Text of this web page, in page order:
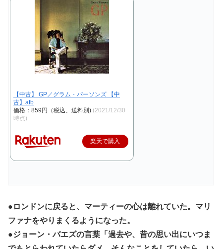
【中古】 GP／グラム・パーソンズ 【中
古】afb
価格：859円（税込、送料別) (2021/12/30
時点)
楽天で購入
●ロンドンに戻ると、マーティーの心は離れていた。マリ
ファナをやりまくるようになった。
●ジョーン・バエズの言葉「過去や、昔の思い出にいつま